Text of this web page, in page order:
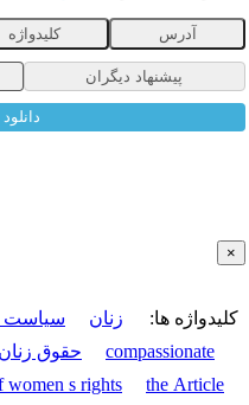
کلیدواژه آدرس
پیشنهاد دیگران
دانلود
×
کلیدواژه ها: زنان سیاست
حقوق زنان
compassionate
women s rights
the Article